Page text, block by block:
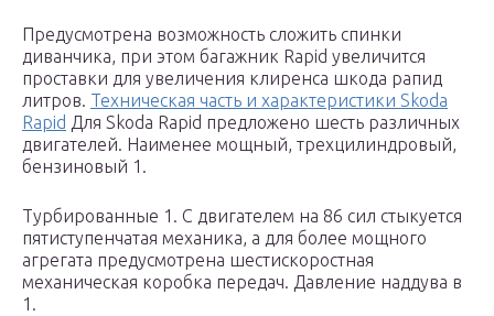
Предусмотрена возможность сложить спинки
диванчика, при этом багажник Rapid увеличится
проставки для увеличения клиренса шкода рапид
литров. Техническая часть и характеристики Skoda
Rapid Для Skoda Rapid предложено шесть различных
двигателей. Наименее мощный, трехцилиндровый,
бензиновый 1.
Турбированные 1. С двигателем на 86 сил стыкуется
пятиступенчатая механика, а для более мощного
агрегата предусмотрена шестискоростная
механическая коробка передач. Давление наддува в
1.